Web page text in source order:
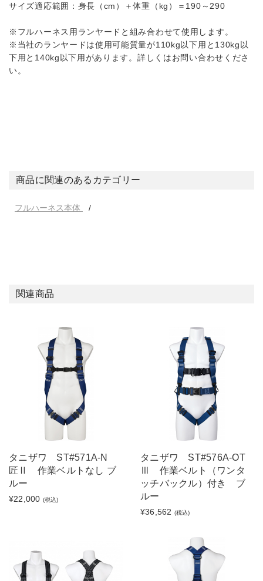
サイズ適応範囲：身長（cm）＋体重（kg）＝190～290
※フルハーネス用ランヤードと組み合わせて使用します。
※当社のランヤードは使用可能質量が110kg以下用と130kg以
下用と140kg以下用があります。詳しくはお問い合わせくださ
い。
商品に関連のあるカテゴリー
フルハーネス本体
関連商品
タニザワ ST#571A-N
匠Ⅱ 作業ベルトなし ブ
ルー
¥22,000 (税込)
タニザワ ST#576A-OT
Ⅲ 作業ベルト（ワンタ
ッチバックル）付き ブ
ルー
¥36,562 (税込)